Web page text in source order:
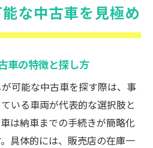
な中古車を見極め
車の特徴と探し方
可能な中古車を探す際は、事
いる車両が代表的な選択肢と
は納車までの手続きが簡略化
具体的には、販売店の在庫一